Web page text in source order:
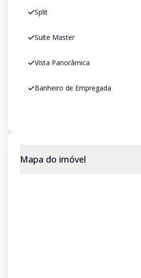
Split
Suíte Master
Vista Panorâmica
Banheiro de Empregada
Mapa do imóvel